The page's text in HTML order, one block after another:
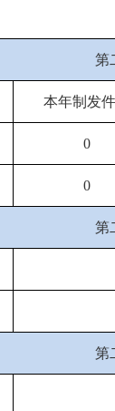
第
本年制发
0
0
第
第